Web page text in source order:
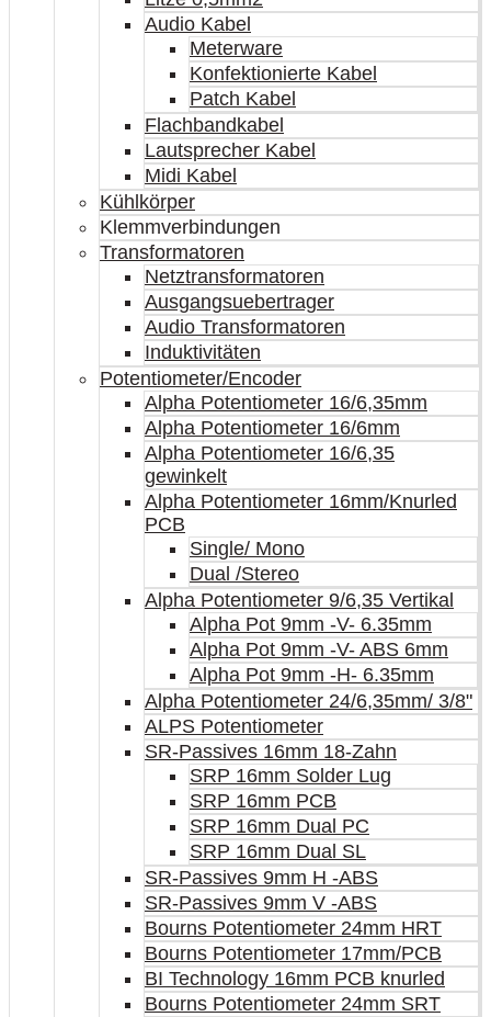
Audio Kabel
Meterware
Konfektionierte Kabel
Patch Kabel
Flachbandkabel
Lautsprecher Kabel
Midi Kabel
Kühlkörper
Klemmverbindungen
Transformatoren
Netztransformatoren
Ausgangsuebertrager
Audio Transformatoren
Induktivitäten
Potentiometer/Encoder
Alpha Potentiometer 16/6,35mm
Alpha Potentiometer 16/6mm
Alpha Potentiometer 16/6,35
gewinkelt
Alpha Potentiometer 16mm/Knurled
PCB
Single/ Mono
Dual /Stereo
Alpha Potentiometer 9/6,35 Vertikal
Alpha Pot 9mm -V- 6.35mm
Alpha Pot 9mm -V- ABS 6mm
Alpha Pot 9mm -H- 6.35mm
Alpha Potentiometer 24/6,35mm/ 3/8"
ALPS Potentiometer
SR-Passives 16mm 18-Zahn
SRP 16mm Solder Lug
SRP 16mm PCB
SRP 16mm Dual PC
SRP 16mm Dual SL
SR-Passives 9mm H -ABS
SR-Passives 9mm V -ABS
Bourns Potentiometer 24mm HRT
Bourns Potentiometer 17mm/PCB
BI Technology 16mm PCB knurled
Bourns Potentiometer 24mm SRT